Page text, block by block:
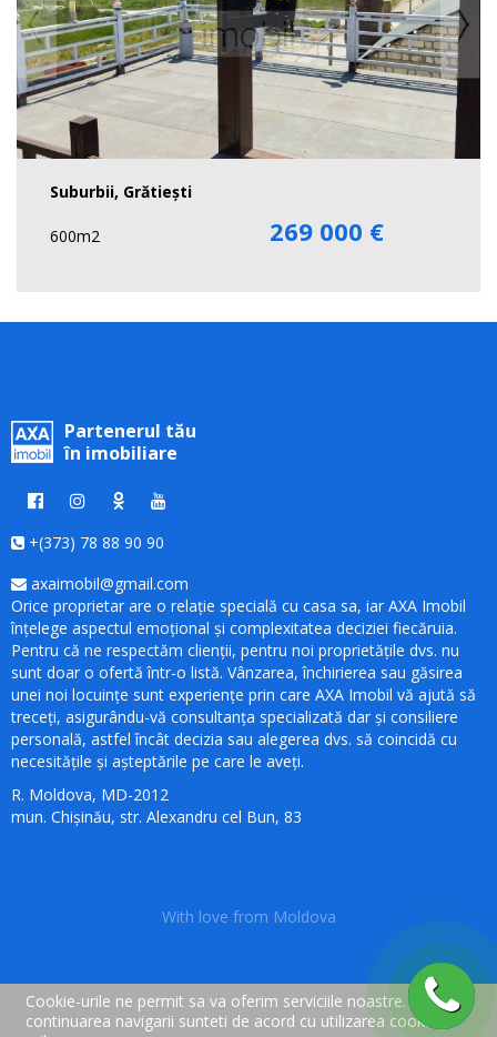
Suburbii, Grătiești
600m2 269 000 €
Partenerul tău
în imobiliare
+(373) 78 88 90 90
axaimobil@gmail.com
Orice proprietar are o relație specială cu casa sa, iar AXA Imobil
înțelege aspectul emoțional și complexitatea deciziei fiecăruia.
Pentru că ne respectăm clienții, pentru noi proprietățile dvs. nu
sunt doar o ofertă într-o listă. Vânzarea, închirierea sau găsirea
unei noi locuințe sunt experiențe prin care AXA Imobil vă ajută să
treceți, asigurându-vă consultanța specializată dar și consiliere
personală, astfel încât decizia sau alegerea dvs. să coincidă cu
necesitățile și așteptările pe care le aveți.
R. Moldova, MD-2012
mun. Chișinău, str. Alexandru cel Bun, 83
With love from Moldova
Cookie-urile ne permit sa va oferim serviciile noastre. Prin
continuarea navigarii sunteti de acord cu utilizarea cookie-